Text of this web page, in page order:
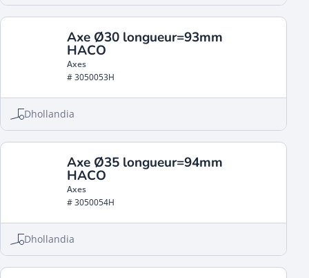
Axe Ø30 longueur=93mm
HACO
Axes
# 3050053H
Dhollandia
Axe Ø35 longueur=94mm
HACO
Axes
# 3050054H
Dhollandia